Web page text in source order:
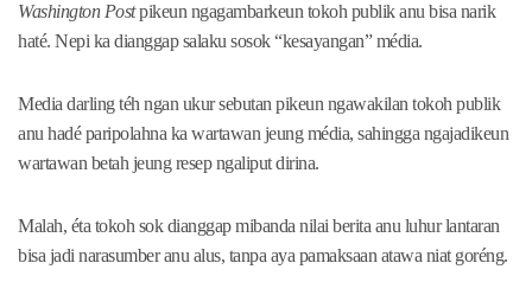
Washington Postpikeun ngagambarkeun tokoh publik anu bisa narik
haté. Nepi ka dianggap salaku sosok “kesayangan” média.
Media darling téh ngan ukur sebutan pikeun ngawakilan tokoh publik
anu hadé paripolahna ka wartawan jeung média, sahingga ngajadikeun
wartawan betah jeung resep ngaliput dirina.
Malah, éta tokoh sok dianggap mibanda nilai berita anu luhur lantaran
bisa jadi narasumber anu alus, tanpa aya pamaksaan atawa niat goréng.